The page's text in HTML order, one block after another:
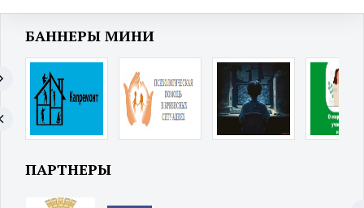
БАННЕРЫ МИНИ
ПАРТНЕРЫ